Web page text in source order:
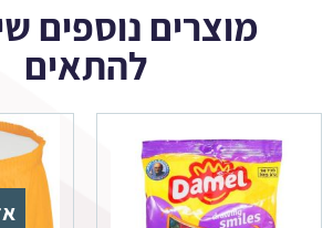
מוצרים נוספים
להתאים